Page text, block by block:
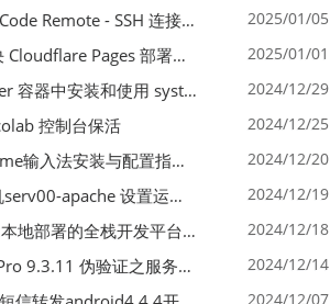
解决 VS Code Remote - SSH 连接失败问题：从权限问题到成功启动 2025/01/05
如何解决 Cloudflare Pages 部署中的 API Token 权限问题 2025/01/01
在 Docker 容器中安装和使用 systemctl 的完整指南 2024/12/29
控制台保活 2024/12/25
小狼毫rime输入法安装与配置指南：从基础到高级自定义 2024/12/20
虚拟主机serv00-apache 设置运行目录 2024/12/19
【bolt】本地部署的全栈开发平台，支持本地及众多API，本地一键生成应用，部署教程 2024/12/18
Auto.js Pro 9.3.11 伪验证之服务器接口 Nginx 版 2024/12/14
2024/12/07